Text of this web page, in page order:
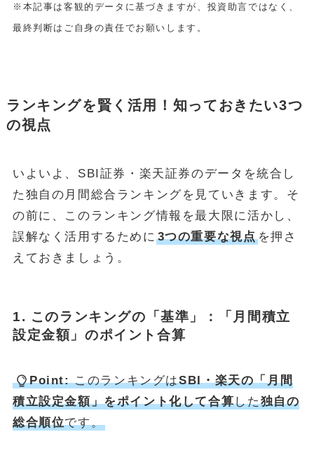
る活用術
【失敗しない】FIRE達成に必要な金額はいくら？リアルな目標額
と「4%ルール」の落とし穴を解説
ションと年代別・目標別運用戦略(2025年最新)
June 23, 2025
【2025年最新版】「103万円の壁」は「160万円の壁」へ！どう
変わる？パート・主婦必見、税金と社会保険の賢い働き方完全ガ
広告掲載について
お問い合わせ
FOLLOW
※本記事は客観的データに基づきますが、投資助言ではなく、
最終判断はご自身の責任でお願いします。
ランキングを賢く活用！知っておきたい3つ
の視点
いよいよ、SBI証券・楽天証券のデータを統合し
た独自の月間総合ランキングを見ていきます。そ
の前に、このランキング情報を最大限に活かし、
誤解なく活用するために 3つの重要な視点を押さ
えておきましょう。
1. このランキングの「基準」：「月間積立
設定金額」のポイント合算
Point:このランキングはSBI・楽天の「月間
積立設定金額」をポイント化して合算した独自の
総合順位です。